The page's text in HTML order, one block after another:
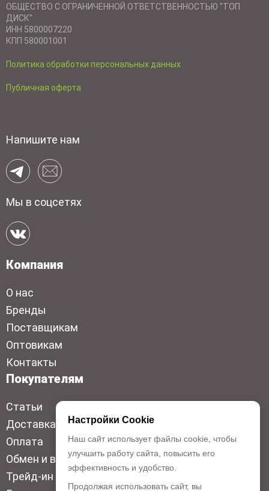
ОБЩЕСТВО С ОГРАНИЧЕННОЙ ОТВЕТСТВЕННОСТЬЮ "ТОП
ДИСК"
ИНН 5800007220
КПП 580001001
Политика обработки персональных данных
Публичная оферта
Напишите нам
Мы в соцсетях
Компания
О нас
Бренды
Поставщикам
Оптовикам
Контакты
Покупателям
Статьи
Доставка
Оплата
Обмен и возврат
Трейд-ин
Настройки Cookie
Наш сайт использует файлы cookie, чтобы
улучшить работу сайта, повысить его
эффективность и удобство.
Продолжая использовать сайт, вы